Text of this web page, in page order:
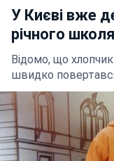
У Києві вже
річного
Відомо, що
швидко